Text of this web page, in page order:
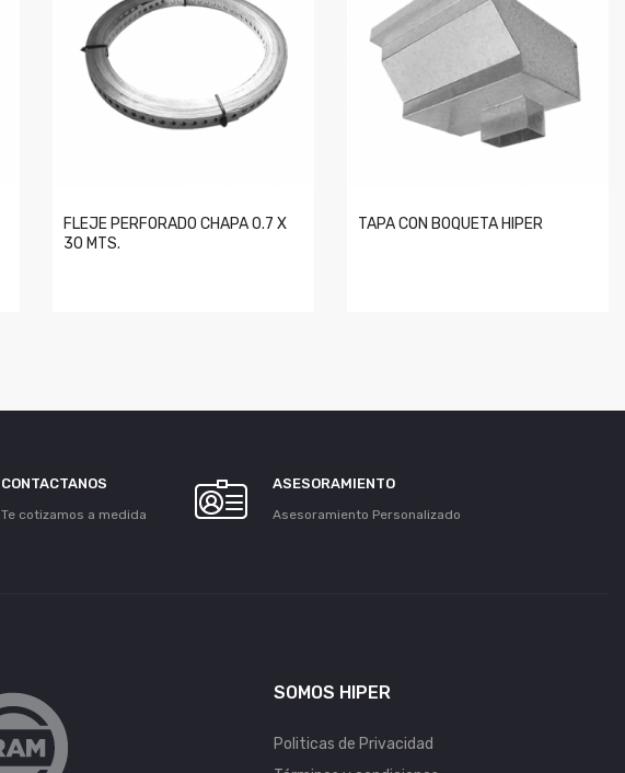
FLEJE PERFORADO CHAPA 0.7 X
30 MTS.
TAPA CON BOQUETA HIPER
CONTACTANOS
Te cotizamos a medida
ASESORAMIENTO
Asesoramiento Personalizado
SOMOS HIPER
Politicas de Privacidad